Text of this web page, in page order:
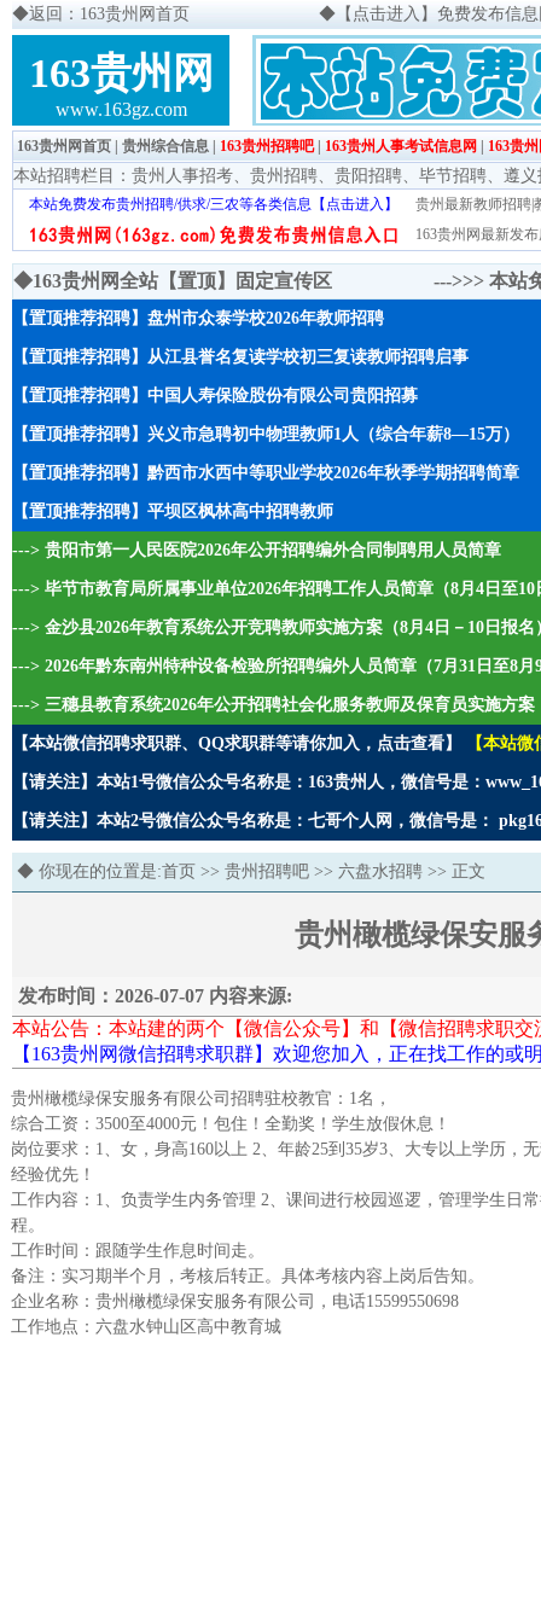
◆返回：163贵州网首页 ◆ 【点击进入】免费发布信
163贵州网
www.163gz.com
163贵州网首页 贵州综合信息 163贵州招聘吧| 163贵州人事考试信息网 163贵
本站招聘栏目： 贵州人事招考、 贵州招聘、 贵阳招聘、 毕节招聘、 遵义
本站免费发布贵州招聘/供求/三农等各类信息【点击进入】
贵州最新教师招聘|
163贵州网最新发
◆163贵州网全站【置顶】固定宣传区 --->>> 本站
【置顶推荐招聘】盘州市众泰学校2026年教师招聘
【置顶推荐招聘】从江县誉名复读学校初三复读教师招聘启事
【置顶推荐招聘】中国人寿保险股份有限公司贵阳招募
【置顶推荐招聘】兴义市急聘初中物理教师1人（综合年薪8—15万）
【置顶推荐招聘】黔西市水西中等职业学校2026年秋季学期招聘简章
【置顶推荐招聘】平坝区枫林高中招聘教师
---> 贵阳市第一人民医院2026年公开招聘编外合同制聘用人员简章
---> 毕节市教育局所属事业单位2026年招聘工作人员简章（8月4日至10
---> 金沙县2026年教育系统公开竞聘教师实施方案（8月4日－10日报名
---> 2026年黔东南州特种设备检验所招聘编外人员简章（7月31日至8月
---> 三穗县教育系统2026年公开招聘社会化服务教师及保育员实施方
【本站微信招聘求职群、QQ求职群等请你加入，点击查看】 【本站
【请关注】本站1号微信公众号名称是：163贵州人，微信号是：
【请关注】本站2号微信公众号名称是：七哥个人网，微信号是：
◆ 你现在的位置是:首页 >> 贵州招聘吧 >> 六盘水招聘 >> 正文
贵州橄榄绿保安服
发布时间：2026-07-07 内容来源:
本站公告：本站建的两个【微信公众号】和【微信招聘求职
【163贵州网微信招聘求职群】欢迎您加入，正在找工作的
贵州橄榄绿保安服务有限公司招聘驻校教官：1名，
综合工资：3500至4000元！包住！全勤奖！学生放假休息！
岗位要求：1、女，身高160以上 2、年龄25到35岁3、大专以上学历，
经验优先！
工作内容：1、负责学生内务管理 2、课间进行校园巡逻，管理学生日
程。
工作时间：跟随学生作息时间走。
备注：实习期半个月，考核后转正。具体考核内容上岗后告知。
企业名称：贵州橄榄绿保安服务有限公司，电话15599550698
工作地点：六盘水钟山区高中教育城